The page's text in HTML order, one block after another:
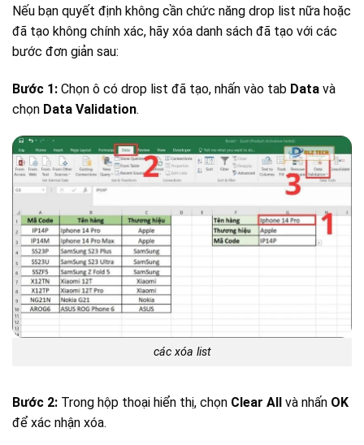
Nếu bạn quyết định không cần chức năng drop list nữa hoặc
đã tạo không chính xác, hãy xóa danh sách đã tạo với các
bước đơn giản sau:
Bước 1: Chọn ô có drop list đã tạo, nhấn vào tab Data và
chọn Data Validation.
các xóa list
Bước 2: Trong hộp thoại hiển thị, chọn Clear All và nhấn OK
để xác nhận xóa.